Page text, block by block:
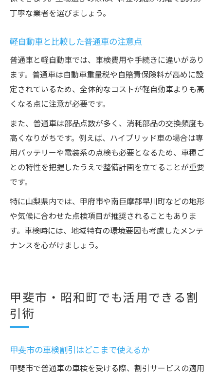
丁寧な業者を選びましょう。
軽自動車と比較した普通車の注意点
普通車と軽自動車では、車検費用や手続きに違いがあり
ます。普通車は自動車重量税や自賠責保険料が高めに設
定されているため、全体的なコストが軽自動車よりも高
くなる点に注意が必要です。
また、普通車は部品点数が多く、消耗部品の交換頻度も
高くなりがちです。例えば、ハイブリッド車の場合は専
用バッテリーや電装系の点検も必要となるため、車種ご
との特性を把握したうえで整備計画を立てることが重要
です。
特に山梨県内では、甲府市や南巨摩郡早川町などの地形
や気候に合わせた点検項目が推奨されることもありま
す。車検時には、地域特有の環境要因も考慮したメンテ
ナンスを心がけましょう。
甲斐市・昭和町でも活用できる割
引術
甲斐市の車検割引はどこまで使えるか
甲斐市で普通車の車検を受ける際、割引サービスの適用